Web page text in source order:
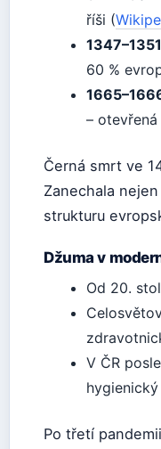
říši (
1347–1351
60 %
–
Černá smrt ve
Zanechala
strukturu
Džuma v
Od 20.
V ČR
Po třetí